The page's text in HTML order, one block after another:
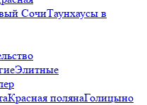
СочиТаунхаусы в
Элитные
Красная полянаГолицыно